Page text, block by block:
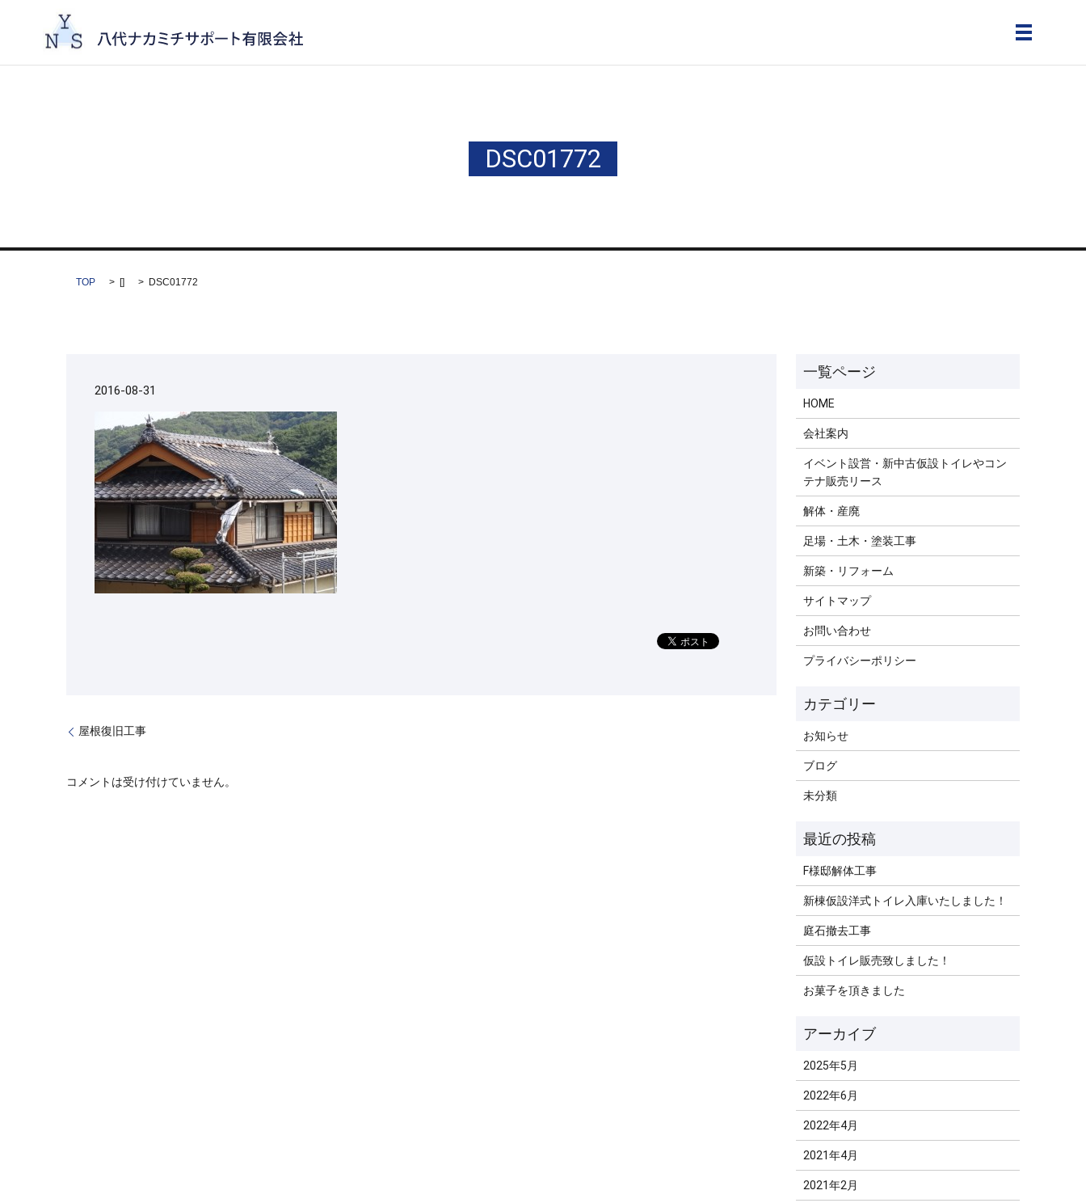
メニュー
DSC01772
TOP [] DSC01772
2016-08-31
屋根復旧工事
コメントは受け付けていません。
HOME
会社案内
イベント設営・新中古仮設トイレやコン
テナ販売リース
解体・産廃
足場・土木・塗装工事
新築・リフォーム
サイトマップ
お問い合わせ
プライバシーポリシー
お知らせ
ブログ
未分類
F様邸解体工事
新棟仮設洋式トイレ入庫いたしました！
庭石撤去工事
仮設トイレ販売致しました！
お菓子を頂きました
2025年5月
2022年6月
2022年4月
2021年4月
2021年2月